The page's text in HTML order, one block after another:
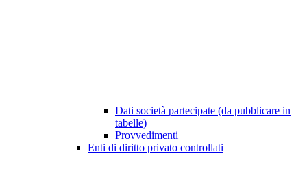
Dati società partecipate (da pubblicare in
tabelle)
Provvedimenti
Enti di diritto privato controllati